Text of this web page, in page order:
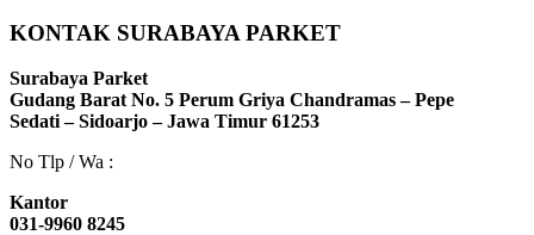
KONTAK SURABAYA PARKET
Surabaya Parket
Gudang Barat No. 5 Perum Griya Chandramas – Pepe
Sedati – Sidoarjo – Jawa Timur 61253
No Tlp / Wa :
Kantor
031-9960 8245